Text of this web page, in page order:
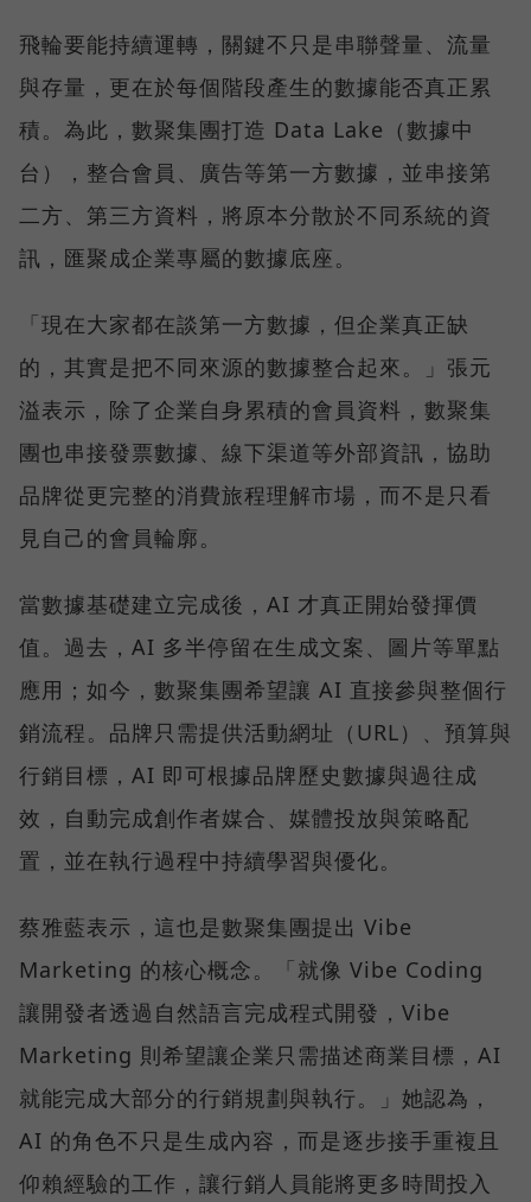
飛輪要能持續運轉，關鍵不只是串聯聲量、流量
與存量，更在於每個階段產生的數據能否真正累
積。為此，數聚集團打造 Data Lake（數據中
台），整合會員、廣告等第一方數據，並串接第
二方、第三方資料，將原本分散於不同系統的資
訊，匯聚成企業專屬的數據底座。
「現在大家都在談第一方數據，但企業真正缺
的，其實是把不同來源的數據整合起來。」張元
溢表示，除了企業自身累積的會員資料，數聚集
團也串接發票數據、線下渠道等外部資訊，協助
品牌從更完整的消費旅程理解市場，而不是只看
見自己的會員輪廓。
當數據基礎建立完成後，AI 才真正開始發揮價
值。過去，AI 多半停留在生成文案、圖片等單點
應用；如今，數聚集團希望讓 AI 直接參與整個行
銷流程。品牌只需提供活動網址（URL）、預算與
行銷目標，AI 即可根據品牌歷史數據與過往成
效，自動完成創作者媒合、媒體投放與策略配
置，並在執行過程中持續學習與優化。
蔡雅藍表示，這也是數聚集團提出 Vibe
Marketing 的核心概念。「就像 Vibe Coding
讓開發者透過自然語言完成程式開發，Vibe
Marketing 則希望讓企業只需描述商業目標，AI
就能完成大部分的行銷規劃與執行。」她認為，
AI 的角色不只是生成內容，而是逐步接手重複且
仰賴經驗的工作，讓行銷人員能將更多時間投入